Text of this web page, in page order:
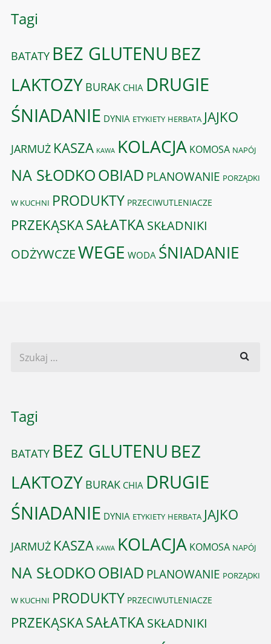
Tagi
BATATY BEZ GLUTENU BEZ
LAKTOZY BURAK CHIA DRUGIE
ŚNIADANIE DYNIA ETYKIETY HERBATA JAJKO
JARMUŻ KASZA KAWA KOLACJA KOMOSA NAPÓJ
NA SŁODKOOBIAD PLANOWANIE PORZĄDKI
W KUCHNI PRODUKTY PRZECIWUTLENIACZE
PRZEKĄSKASAŁATKASKŁADNIKI
ODŻYWCZEWEGE WODA ŚNIADANIE
Tagi
BATATY BEZ GLUTENU BEZ
LAKTOZY BURAK CHIA DRUGIE
ŚNIADANIE DYNIA ETYKIETY HERBATA JAJKO
JARMUŻ KASZA KAWA KOLACJA KOMOSA NAPÓJ
NA SŁODKOOBIAD PLANOWANIE PORZĄDKI
W KUCHNI PRODUKTY PRZECIWUTLENIACZE
PRZEKĄSKASAŁATKASKŁADNIKI